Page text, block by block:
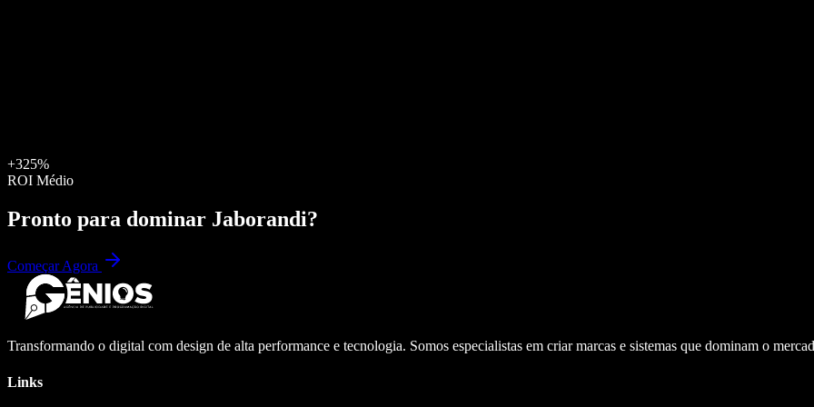
+325%
ROI Médio
Pronto para dominar Jaborandi?
Começar Agora
Transformando o digital com design de alta performance e tecnologia. Somos especialistas em criar marcas e sistemas que dominam o
Links